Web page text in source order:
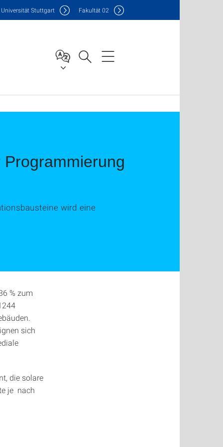
Universität Stuttgart Fakultät02
wird eine
% zum
sich
die solare
je nach